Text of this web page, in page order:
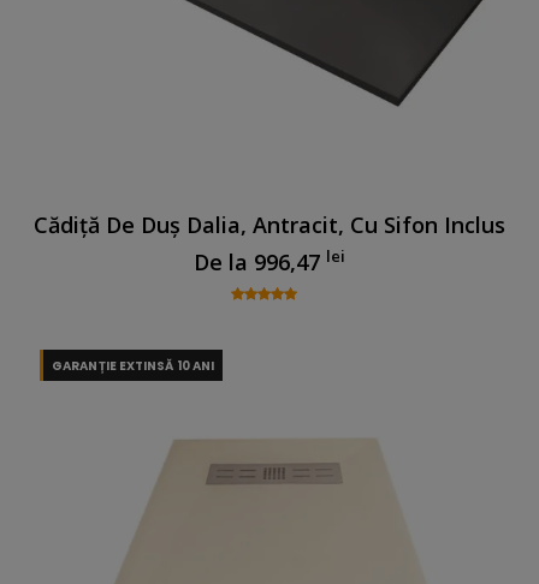
Cădiță De Duș Dalia, Antracit, Cu Sifon Inclus
De la 996,47 lei